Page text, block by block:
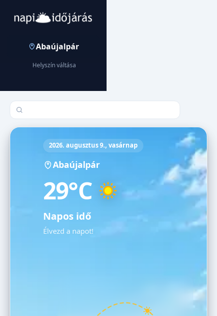
Abaújalpár
Helyszín váltása
Település keresése
2026. augusztus 9., vasárnap
Abaújalpár
29°C
Napos idő
Élvezd a napot!